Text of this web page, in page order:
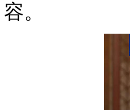
容。